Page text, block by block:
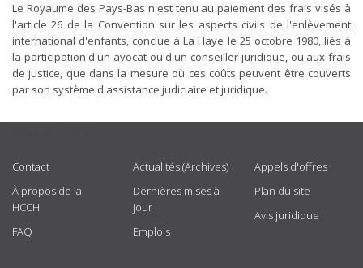
Le Royaume des Pays-Bas n'est tenu au paiement des frais visés à
l'article 26 de la Convention sur les aspects civils de l'enlèvement
international d'enfants, conclue à La Haye le 25 octobre 1980, liés à
la participation d'un avocat ou d'un conseiller juridique, ou aux frais
de justice, que dans la mesure où ces coûts peuvent être couverts
par son système d'assistance judiciaire et juridique.
Contact
À propos de la
HCCH
FAQ
Actualités (Archives)
Dernières mises à
jour
Emplois
Appels d'offres
Plan du site
Avis juridique